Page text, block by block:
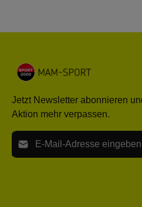
Jetzt Newsletter abonnieren
Aktion mehr verpassen.
E-Mail-Adresse*